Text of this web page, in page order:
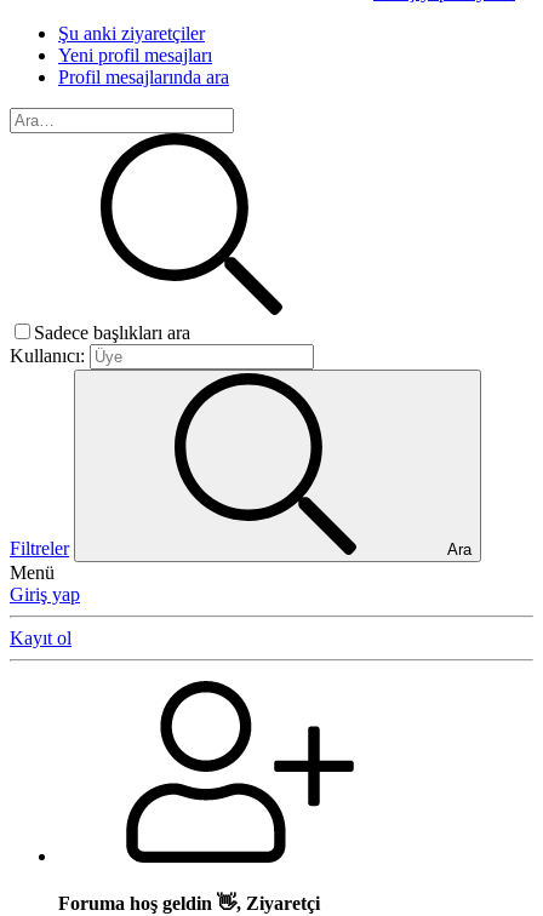
Şu anki ziyaretçiler
Yeni profil mesajları
Profil mesajlarında ara
Sadece başlıkları ara
Kullanıcı:
Filtreler Ara
Menü
Giriş yap
Kayıt ol
Foruma hoş geldin 👋, Ziyaretçi